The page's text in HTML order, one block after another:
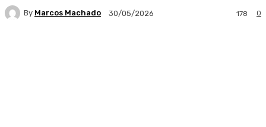
By Marcos Machado 30/05/2026 0
178